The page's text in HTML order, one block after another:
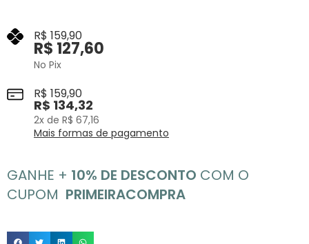
R$ 159,90
R$ 134,32
2x de R$ 67,16
Mais formas de pagamento
R$ 159,90
R$ 127,60
No Pix
GANHE + 10% DE DESCONTO COM O
CUPOM PRIMEIRACOMPRA